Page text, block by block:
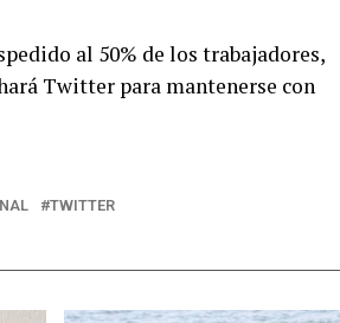
al 50% de los trabajadores,
Twitter para mantenerse con
TWITTER